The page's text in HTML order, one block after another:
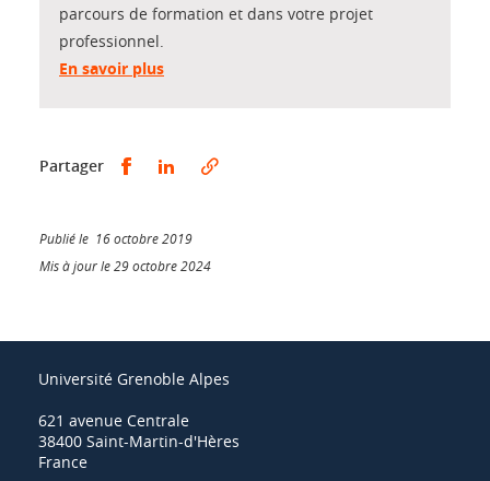
parcours de formation et dans votre projet
professionnel.
En savoir plus
Partager Partager sur Facebook
Partager sur LinkedIn
Publié le 16 octobre 2019
Mis à jour le 29 octobre 2024
Université Grenoble Alpes
621 avenue Centrale
38400 Saint-Martin-d'Hères
France